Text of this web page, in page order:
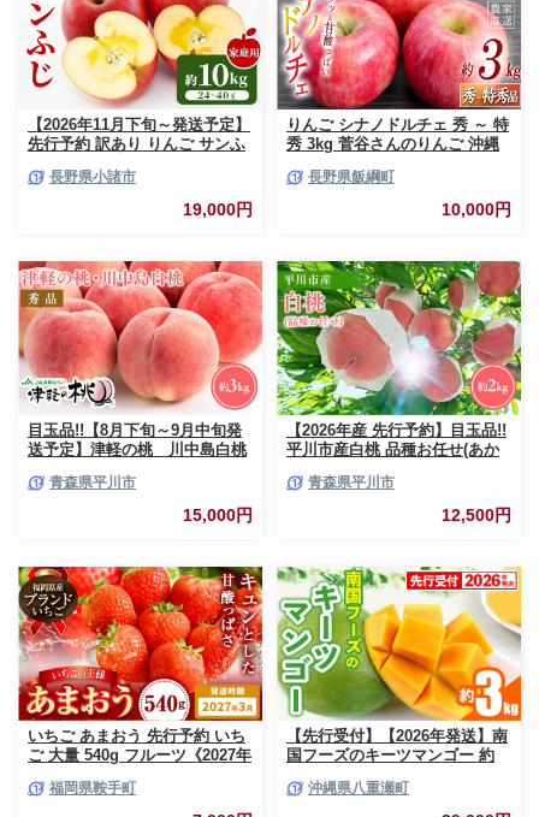
【2026年11月下旬～発送予定】
先行予約 訳あり りんご サンふ
フルーツ 果物 甘い おいしい 林
長野県小諸市
19,000円
りんご シナノドルチェ 秀 ～ 特
秀 3kg 菅谷さんのりんご 沖縄
頃から2026年10月上旬頃まで順
次発送予定 令和8年度出荷分 長
長野県飯綱町
10,000円
目玉品!!【8月下旬～9月中旬発
送予定】津軽の桃 川中島白桃
青森県平川市
15,000円
【2026年産 先行予約】目玉品!!
平川市産白桃 品種お任せ(あか
8玉)【今井農園】[hi-0064-003]
青森県平川市
12,500円
いちご あまおう 先行予約 いち
ご 大量 540g フルーツ《2027年
だもの 果物 福岡県 鞍手町【配
福岡県鞍手町
【先行受付】【2026年発送】南
国フーズのキーツマンゴー 約
南国フルーツ 旬の味覚 沖縄県
産 国産マンゴー 希少種 オスス
沖縄県八重瀬町